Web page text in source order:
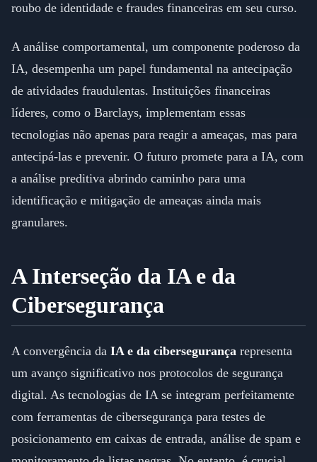
roubo de identidade e fraudes financeiras em seu curso.
A análise comportamental, um componente poderoso da
IA, desempenha um papel fundamental na antecipação
de atividades fraudulentas. Instituições financeiras
líderes, como o Barclays, implementam essas
tecnologias não apenas para reagir a ameaças, mas para
antecipá-las e prevenir. O futuro promete para a IA, com
a análise preditiva abrindo caminho para uma
identificação e mitigação de ameaças ainda mais
granulares.
A Interseção da IA e da
Cibersegurança
A convergência da IA e da cibersegurança representa
um avanço significativo nos protocolos de segurança
digital. As tecnologias de IA se integram perfeitamente
com ferramentas de cibersegurança para testes de
posicionamento em caixas de entrada, análise de spam e